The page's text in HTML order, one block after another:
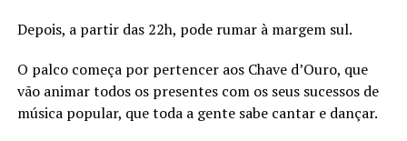
Depois, a partir das 22h, pode rumar à margem sul.
O palco começa por pertencer aos Chave d’Ouro, que
vão animar todos os presentes com os seus sucessos de
música popular, que toda a gente sabe cantar e dançar.